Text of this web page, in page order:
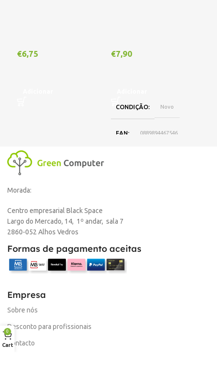
€6,75 €7,90
CONDIÇÃO Novo
EAN 0889894467546
MARCA
Morada:
Centro empresarial Black Space
Largo do Mercado, 14, 1º andar, sala 7
2860-052 Alhos Vedros
Formas de pagamento aceitas
Empresa
Sobre nós
Desconto para profissionais
Contacto
0
Cart